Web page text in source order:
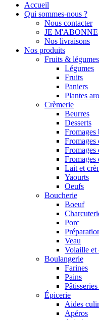
Accueil
Qui sommes-nous ?
Nous contacter
JE M'ABONNE
Nos livraisons
Nos produits
Fruits & légumes
Légumes
Fruits
Paniers
Plantes
Crèmerie
Beurres
Desserts
Fromages
Fromages
Fromages
Fromages
Lait et
Yaourts
Oeufs
Boucherie
Boeuf
Porc
Veau
Volaille et
Boulangerie
Farines
Pains
Épicerie
Aides
Apéros